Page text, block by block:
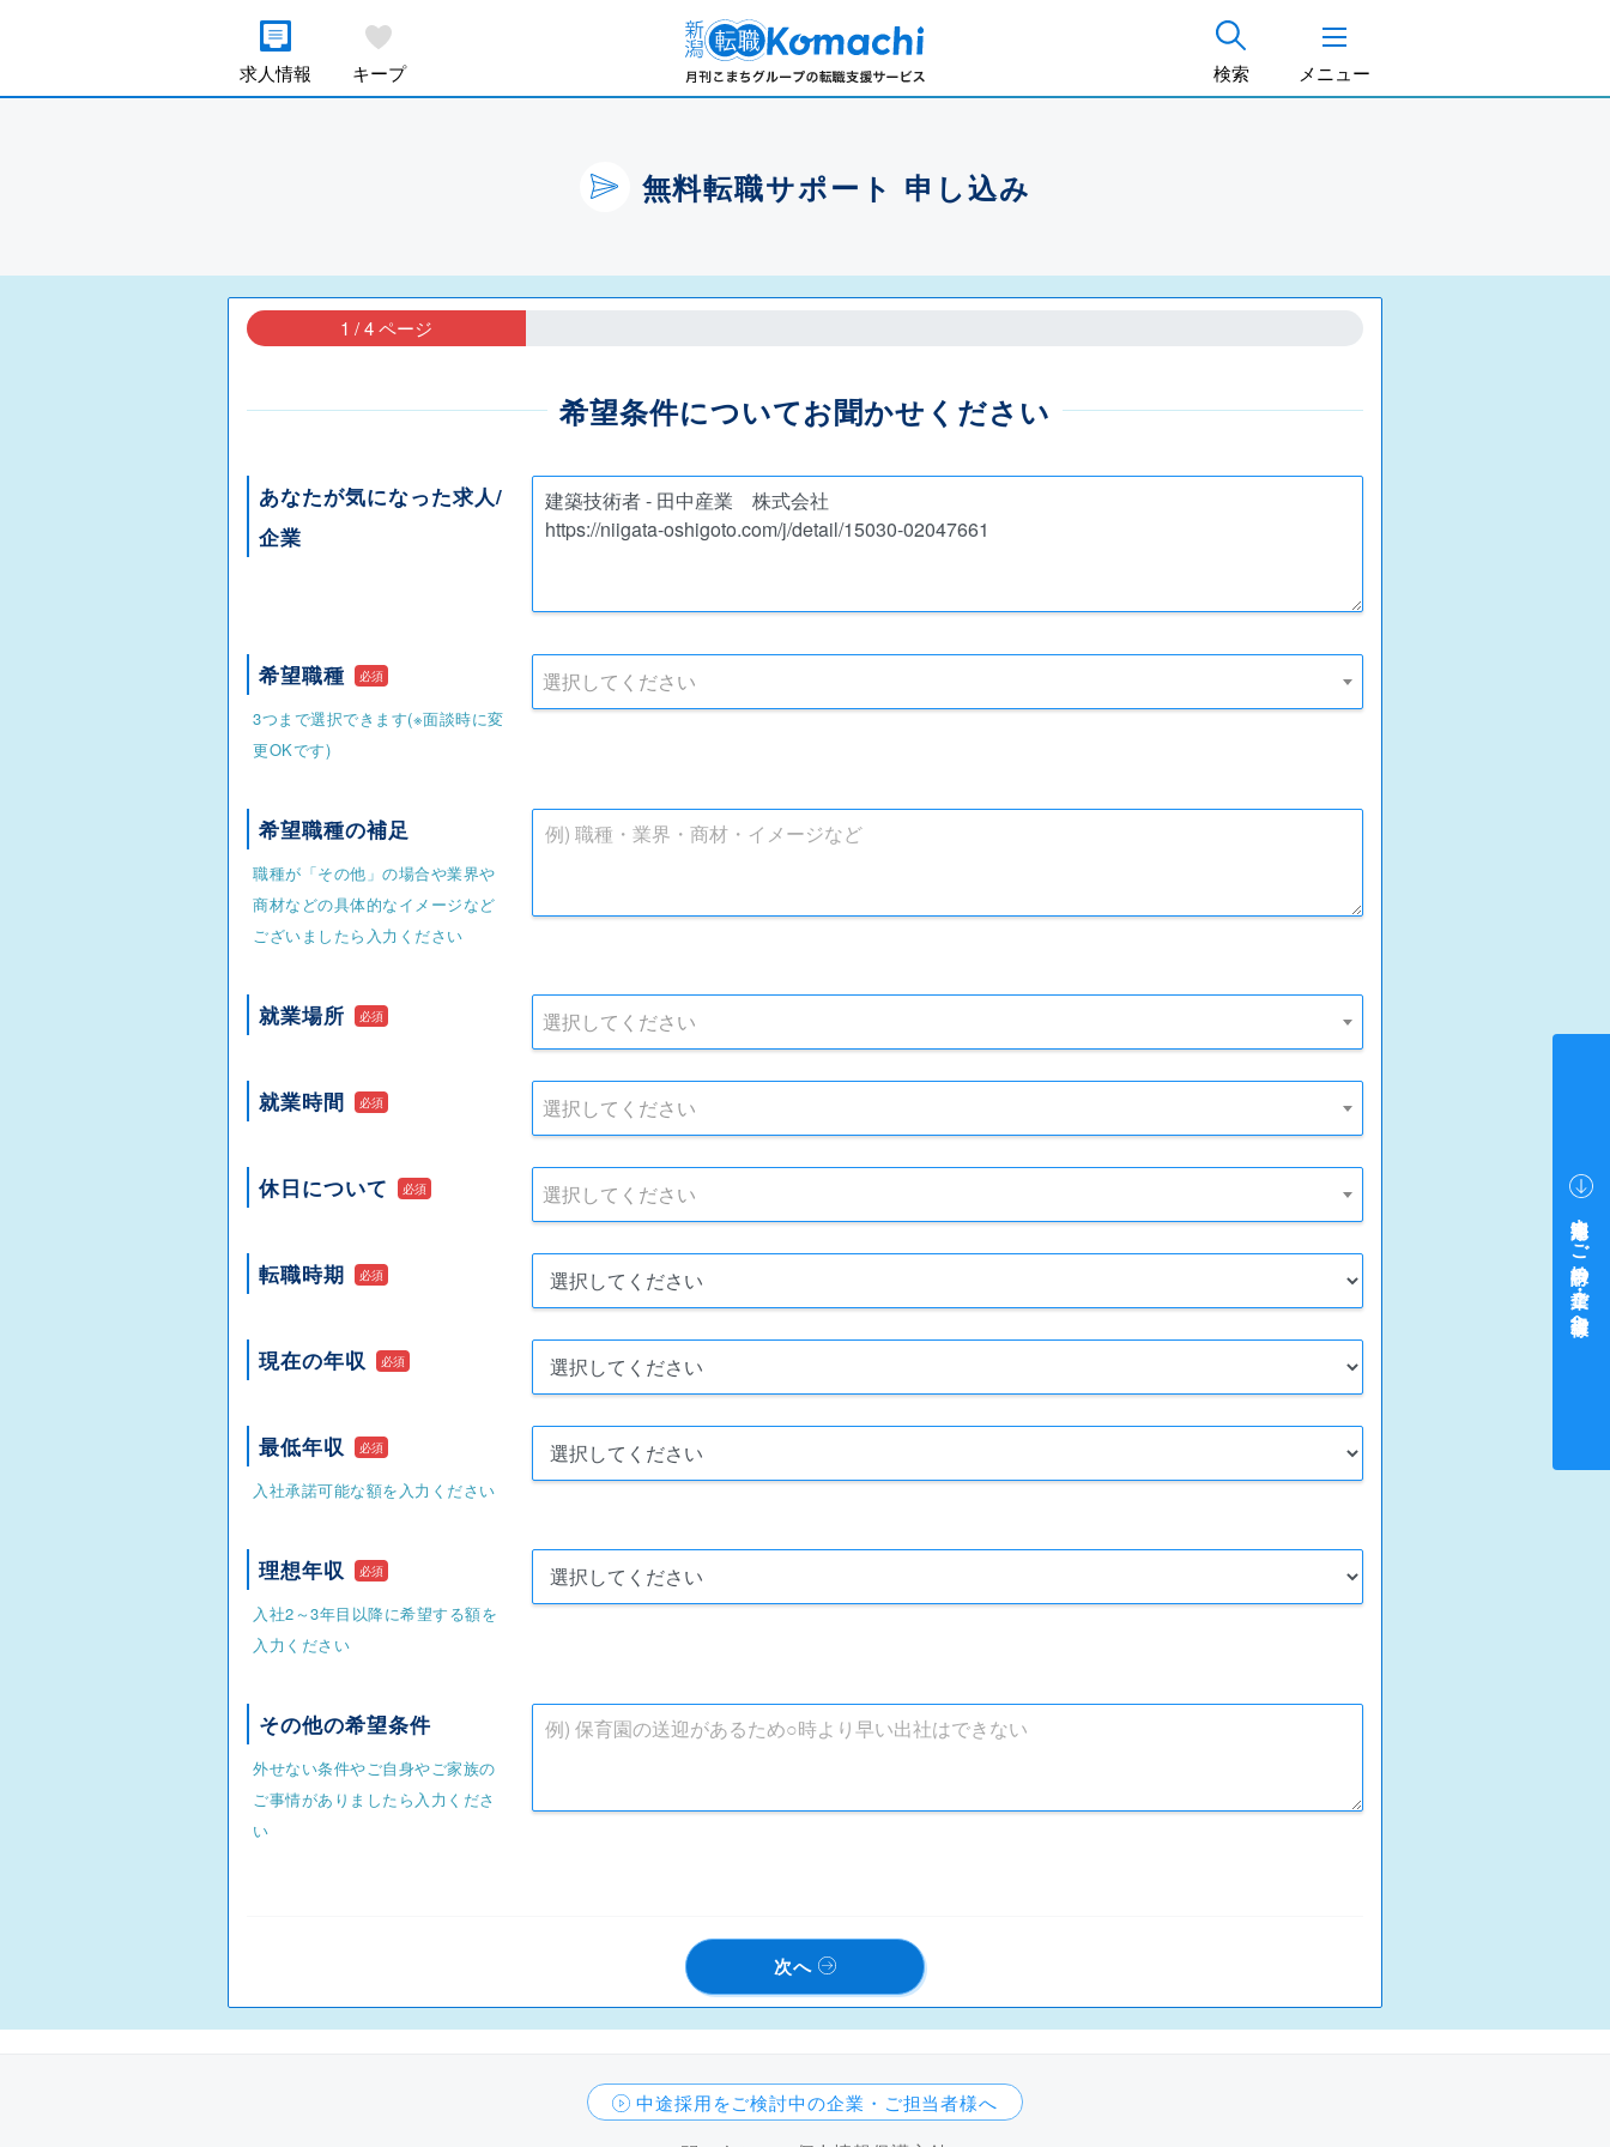
求人情報 キープ 検索 メニュー
無料転職サポート 申し込み
1 / 4 ページ
希望条件についてお聞かせください
あなたが気になった求人/
企業
希望職種 必須
3つまで選択できます(※面談時に変
更OKです)
選択してください
希望職種の補足
職種が「その他」の場合や業界や
商材などの具体的なイメージなど
ございましたら入力ください
就業場所 必須 選択してください
就業時間 必須 選択してください
休日について 必須 選択してください
転職時期 必須
現在の年収 必須
最低年収 必須
入社承諾可能な額を入力ください
理想年収 必須
入社2～3年目以降に希望する額を
入力ください
その他の希望条件
外せない条件やご自身やご家族の
ご事情がありましたら入力くださ
い
次へ
中途採用をご検討中の企業・ご担当者様へ
中途採用をご検討中の企業・ご担当者様へ